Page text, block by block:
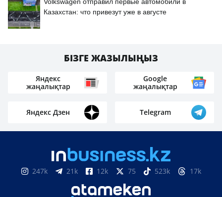
Казахстан: что привезут уже в августе
БІЗГЕ ЖАЗЫЛЫҢЫЗ
Яндекс
жаңалықтар
Google
жаңалықтар
Яндекс Дзен Telegram
247k 21k 12k 75 523k 17k